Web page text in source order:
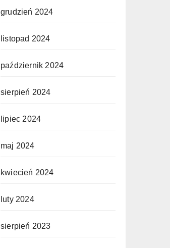
grudzień 2024
listopad 2024
październik 2024
sierpień 2024
lipiec 2024
maj 2024
kwiecień 2024
luty 2024
sierpień 2023